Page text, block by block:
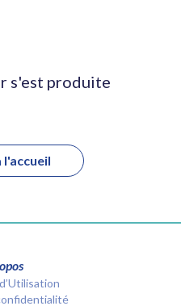
s'est produite
l'accueil